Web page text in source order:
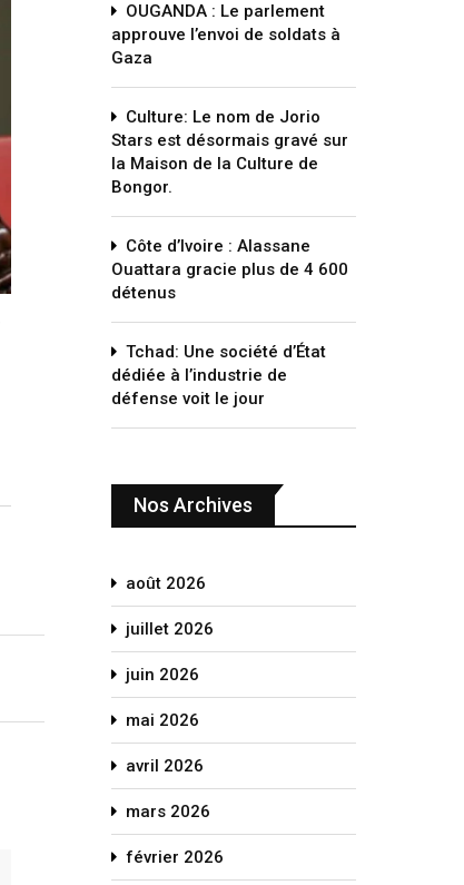
OUGANDA : Le parlement
approuve l’envoi de soldats à
Gaza
Culture: Le nom de Jorio
Stars est désormais gravé sur
la Maison de la Culture de
Bongor.
Côte d’Ivoire : Alassane
Ouattara gracie plus de 4 600
détenus
Tchad: Une société d’État
dédiée à l’industrie de
défense voit le jour
Nos Archives
août 2026
juillet 2026
juin 2026
mai 2026
avril 2026
mars 2026
février 2026